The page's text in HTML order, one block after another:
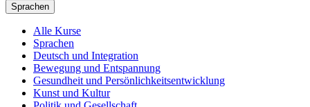
Sprachen
Alle Kurse
Sprachen
Deutsch und Integration
Bewegung und Entspannung
Gesundheit und Persönlichkeitsentwicklung
Kunst und Kultur